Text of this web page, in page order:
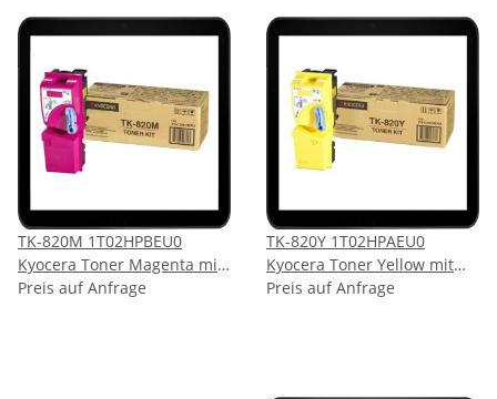
TK-820M 1T02HPBEU0
Kyocera Toner Magenta mit
7.000 Seiten Druckleistung
Preis auf Anfrage
TK-820Y 1T02HPAEU0
Kyocera Toner Yellow mit
7.000 Seiten Druckleistung
Preis auf Anfrage